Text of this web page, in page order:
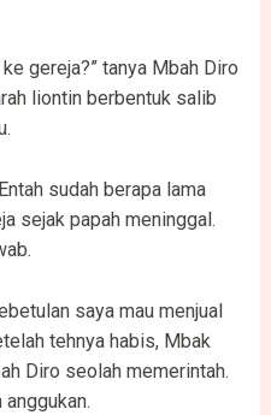
gereja?” tanya Mbah Diro
liontin berbentuk salib
sudah berapa lama
sejak papah meninggal.
saya mau menjual
tehnya habis, Mbak
Diro seolah memerintah.